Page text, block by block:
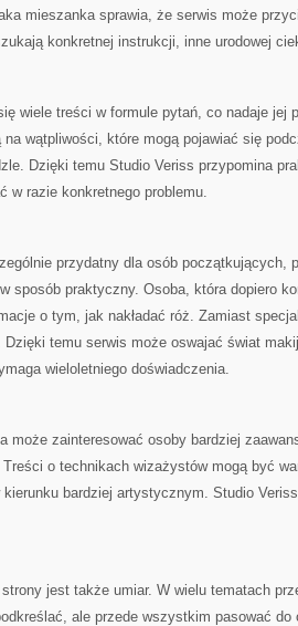
mieszanka sprawia, że serwis może
konkretnej instrukcji, inne urodowej
wiele treści w formule pytań, co nadaje jej
na wątpliwości, które mogą pojawiać się
Dzięki temu Studio Veriss przypomina
w razie konkretnego problemu.
przydatny dla osób początkujących,
sposób praktyczny. Osoba, która dopiero
o tym, jak nakładać róż. Zamiast
Dzięki temu serwis może oswajać świat
wieloletniego doświadczenia.
może zainteresować osoby bardziej
o technikach wizażystów mogą być
bardziej artystycznym. Studio
jest także umiar. W wielu tematach
ale przede wszystkim pasować